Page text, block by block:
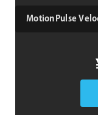
product